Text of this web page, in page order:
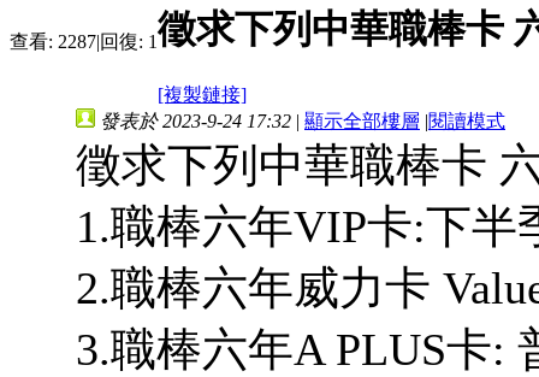
查看: 2287|回復: 1徵求下列中華職棒卡
[複製鏈接]
發表於 2023-9-24 17:32 | 顯示全部樓層 |閱讀模式
徵求下列中華職棒卡
1.職棒六年VIP卡:下半
2.職棒六年威力卡
3.職棒六年A PLUS卡: